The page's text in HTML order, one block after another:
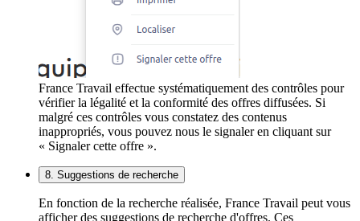
France Travail effectue systématiquement des contrôles pour
vérifier la légalité et la conformité des offres diffusées. Si
malgré ces contrôles vous constatez des contenus
inappropriés, vous pouvez nous le signaler en cliquant sur
« Signaler cette offre ».
8. Suggestions de recherche
En fonction de la recherche réalisée, France Travail peut vous
afficher des suggestions de recherche d'offres. Ces